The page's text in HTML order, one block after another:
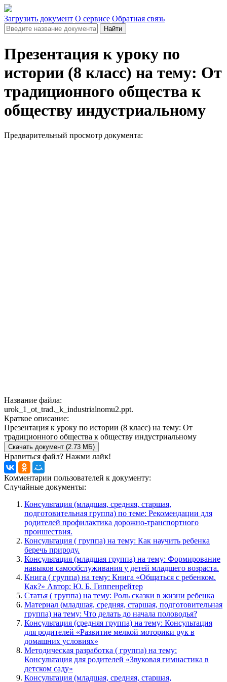
Загрузить документ О сервисе Обратная связь
Найти
Презентация к уроку по
истории (8 класс) на тему: От
традиционного общества к
обществу индустриальному
Предварительный просмотр документа:
Название файла:
urok_1_ot_trad._k_industrialnomu2.ppt.
Краткое описание:
Презентация к уроку по истории (8 класс) на тему: От
традиционного общества к обществу индустриальному
Скачать документ (2.73 МБ)
Нравиться файл? Нажми лайк!
Комментарии пользователей к документу:
Случайные документы:
Консультация (младшая, средняя, старшая,
подготовительная группа) по теме: Рекомендации для
родителей профилактика дорожно-транспортного
проишествия.
Консультация ( группа) на тему: Как научить ребенка
беречь природу.
Консультация (младшая группа) на тему: Формирование
навыков самообслуживания у детей младшего возраста.
Книга ( группа) на тему: Книга «Общаться с ребенком.
Как?» Автор: Ю. Б. Гиппенрейтер
Статья ( группа) на тему: Роль сказки в жизни ребенка
Материал (младшая, средняя, старшая, подготовительная
группа) на тему: Что делать до начала половодья?
Консультация (средняя группа) на тему: Консультация
для родителей «Развитие мелкой моторики рук в
домашних условиях»
Методическая разработка ( группа) на тему:
Консультация для родителей «Звуковая гимнастика в
детском саду»
Консультация (младшая, средняя, старшая,